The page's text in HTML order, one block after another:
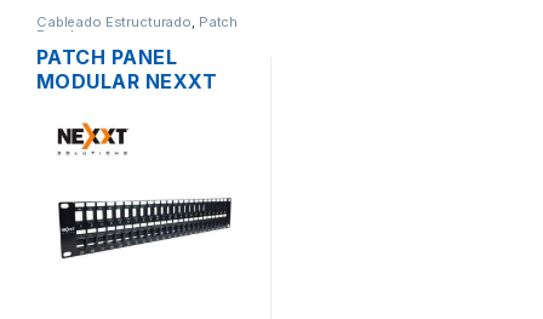
Cableado Estructurado, Patch
Panel
PATCH PANEL
MODULAR NEXXT
DE 48 PUERTOS
RACK DE 19″